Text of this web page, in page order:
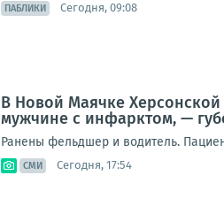
ПАБЛИКИ Сегодня, 09:08
В Новой Маячке
мужчине с инфарктом, —
Ранены фельдшер и водитель.
СМИ Сегодня, 17:54